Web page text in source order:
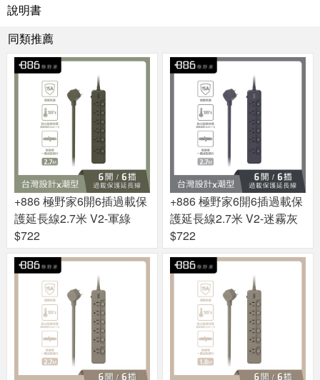
說明書
同類推薦
+886 極野家6開6插過載保
護延長線2.7米 V2-軍綠
$722
+886 極野家6開6插過載保
護延長線2.7米 V2-迷霧灰
$722